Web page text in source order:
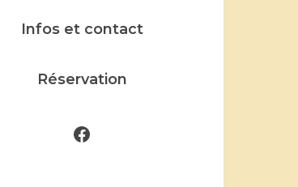
Infos et contact
Réservation
Facebook